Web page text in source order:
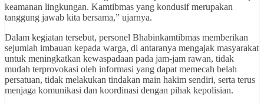
keamanan lingkungan. Kamtibmas yang kondusif merupakan
tanggung jawab kita bersama,” ujarnya.
Dalam kegiatan tersebut, personel Bhabinkamtibmas memberikan
sejumlah imbauan kepada warga, di antaranya mengajak masyarakat
untuk meningkatkan kewaspadaan pada jam-jam rawan, tidak
mudah terprovokasi oleh informasi yang dapat memecah belah
persatuan, tidak melakukan tindakan main hakim sendiri, serta terus
menjaga komunikasi dan koordinasi dengan pihak kepolisian.